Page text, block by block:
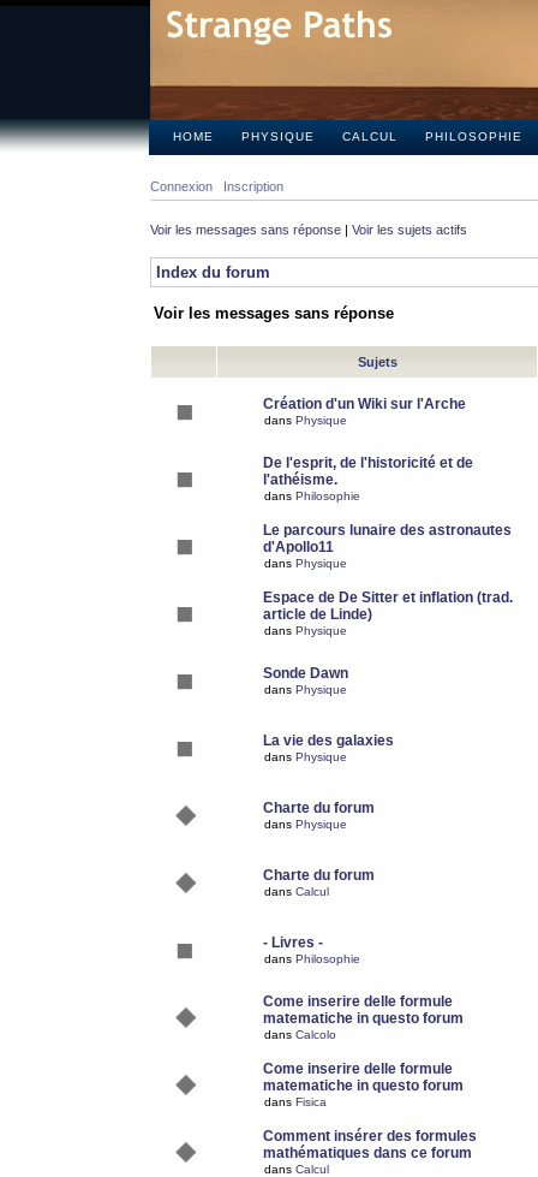
HOME PHYSIQUE CALCUL PHILOSOPHIE
Connexion Inscription
Voir les messages sans réponse | Voir les sujets actifs
Index du forum
Voir les messages sans réponse
Sujets
Création d'un Wiki sur l'Arche
dans Physique
De l'esprit, de l'historicité et de
l'athéisme.
dans Philosophie
Le parcours lunaire des astronautes
d'Apollo11
dans Physique
Espace de De Sitter et inflation (trad.
article de Linde)
dans Physique
Sonde Dawn
dans Physique
La vie des galaxies
dans Physique
Charte du forum
dans Physique
Charte du forum
dans Calcul
- Livres -
dans Philosophie
Come inserire delle formule
matematiche in questo forum
dans Calcolo
Come inserire delle formule
matematiche in questo forum
dans Fisica
Comment insérer des formules
mathématiques dans ce forum
dans Calcul